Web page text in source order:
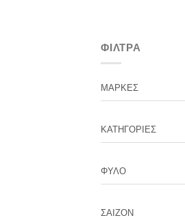
ΦΊΛΤΡΑ
ΜΆΡΚΕΣ
ΚΑΤΗΓΟΡΊΕΣ
ΦΎΛΟ
ΣΑΙΖΌΝ